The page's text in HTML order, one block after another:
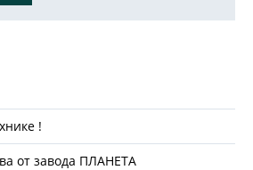
!
от завода ПЛАНЕТА